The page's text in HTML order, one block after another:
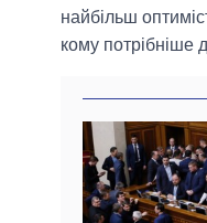
найбільш
кому потрібніше